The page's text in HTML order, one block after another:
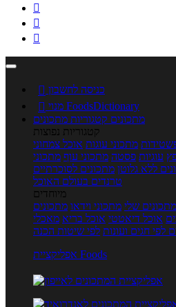



 כניסה לחשבון

מנוי FoodsDictionary
מתכונים קטגוריות מתכונים
קטגוריות נפוצות
מתכוני עוגות אוכל צמחוני
עוגיות פסטה מתכוני עוף מתכוני
ללא גלוטן מתכונים לסוכרתיים
טרנדים בעולם האוכל
מיוחדים
שלי מתכוני וידאו מתכונים
אוכל דיאטטי אוכל בריא מאכלי
לפי חגים ועונות לפי שיטות הכנה
אפליקציית Foods